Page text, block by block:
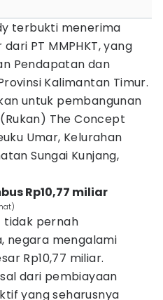
terbukti menerima
PT MMPHKT, yang
Pendapatan dan
Kalimantan Timur.
untuk pembangunan
The Concept
Umar, Kelurahan
Sungai Kunjang,
Rp10,77 miliar
tidak pernah
negara mengalami
Rp10,77 miliar.
dari pembiayaan
yang seharusnya